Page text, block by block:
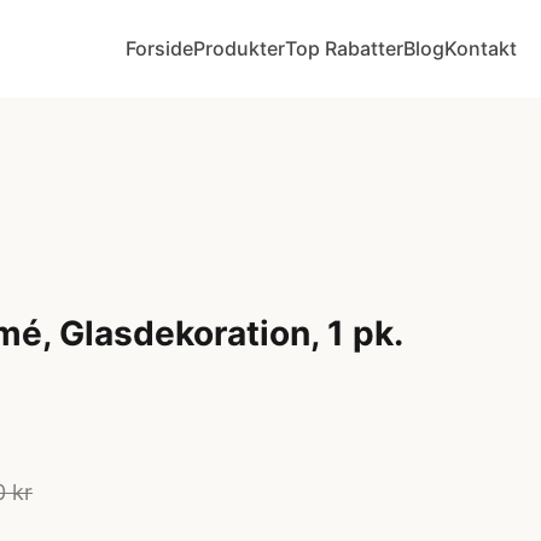
ForsideProdukterTop RabatterBlogKontakt
Glasdekoration, 1 pk.
kr